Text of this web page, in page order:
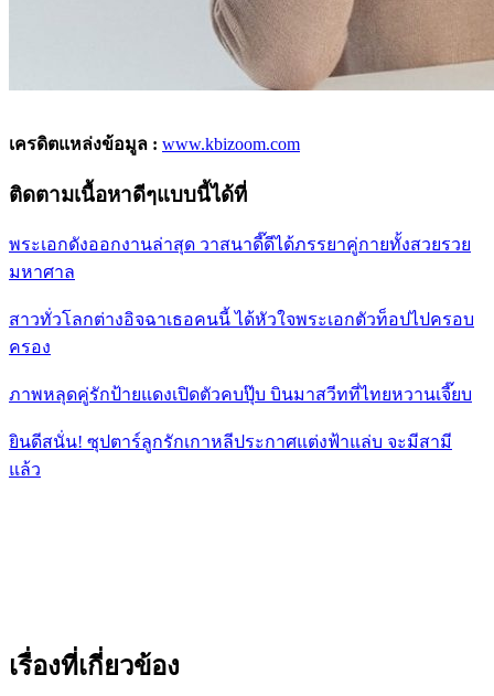
เครดิตแหล่งข้อมูล : www.kbizoom.com
ติดตามเนื้อหาดีๆแบบนี้ได้ที่
พระเอกดังออกงานล่าสุด วาสนาดี๊ดีได้ภรรยาคู่กายทั้งสวยรวย
มหาศาล
สาวทั่วโลกต่างอิจฉาเธอคนนี้ ได้หัวใจพระเอกตัวท็อปไปครอบ
ครอง
ภาพหลุดคู่รักป้ายแดงเปิดตัวคบปุ๊บ บินมาสวีทที่ไทยหวานเจี๊ยบ
ยินดีสนั่น! ซุปตาร์ลูกรักเกาหลีประกาศแต่งฟ้าแล่บ จะมีสามี
แล้ว
เรื่องที่เกี่ยวข้อง